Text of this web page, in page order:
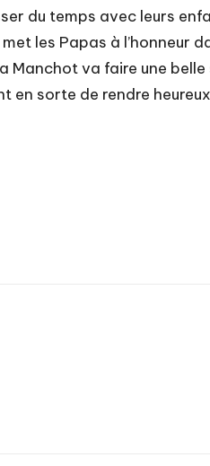
du temps avec leurs
les Papas à l’honneur
Manchot va faire une
en sorte de rendre